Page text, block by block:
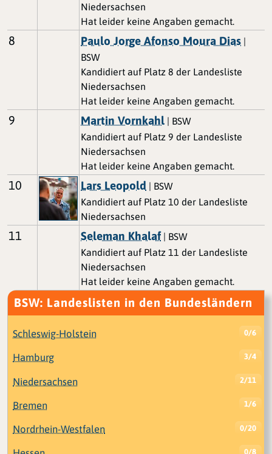
Niedersachsen
Hat leider keine Angaben gemacht.
8 Paulo Jorge Afonso Moura Dias |
BSW
Kandidiert auf Platz 8 der Landesliste
Niedersachsen
Hat leider keine Angaben gemacht.
9 Martin Vornkahl | BSW
Kandidiert auf Platz 9 der Landesliste
Niedersachsen
Hat leider keine Angaben gemacht.
10 Lars Leopold | BSW
Kandidiert auf Platz 10 der Landesliste
Niedersachsen
11 Seleman Khalaf| BSW
Kandidiert auf Platz 11 der Landesliste
Niedersachsen
Hat leider keine Angaben gemacht.
BSW: Landeslisten in den Bundesländern
Schleswig-Holstein 0/6
Hamburg 3/4
Niedersachsen 2/11
Bremen 1/6
Nordrhein-Westfalen 0/20
0/8